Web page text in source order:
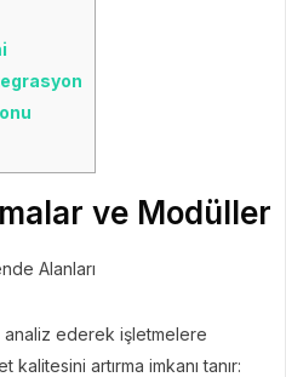
ve Modüller
Alanları
analiz ederek işletmelere
artırma imkanı tanır: